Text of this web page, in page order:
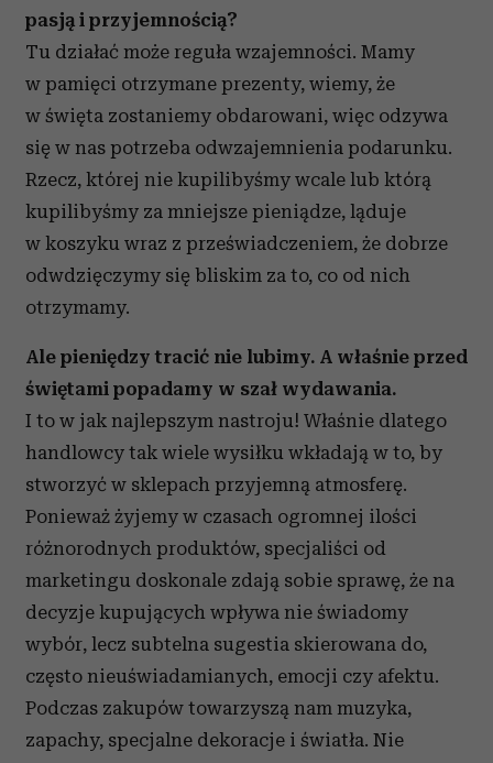
pasją i przyjemnością?
Tu działać może reguła wzajemności. Mamy
w pamięci otrzymane prezenty, wiemy, że
w święta zostaniemy obdarowani, więc odzywa
się w nas potrzeba odwzajemnienia podarunku.
Rzecz, której nie kupilibyśmy wcale lub którą
kupilibyśmy za mniejsze pieniądze, ląduje
w koszyku wraz z przeświadczeniem, że dobrze
odwdzięczymy się bliskim za to, co od nich
otrzymamy.
Ale pieniędzy tracić nie lubimy. A właśnie przed
świętami popadamy w szał wydawania.
I to w jak najlepszym nastroju! Właśnie dlatego
handlowcy tak wiele wysiłku wkładają w to, by
stworzyć w sklepach przyjemną atmosferę.
Ponieważ żyjemy w czasach ogromnej ilości
różnorodnych produktów, specjaliści od
marketingu doskonale zdają sobie sprawę, że na
decyzje kupujących wpływa nie świadomy
wybór, lecz subtelna sugestia skierowana do,
często nieuświadamianych, emocji czy afektu.
Podczas zakupów towarzyszą nam muzyka,
zapachy, specjalne dekoracje i światła. Nie